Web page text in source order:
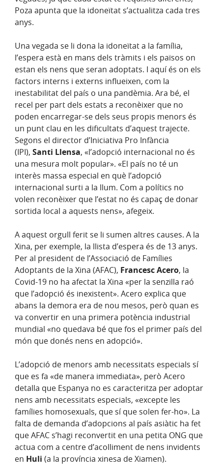
Poza apunta que la idoneïtat s’actualitza cada tres
anys.
Una vegada se li dona la idoneïtat a la família,
l’espera està en mans dels tràmits i els països on
estan els nens que seran adoptats. I aquí és on els
factors interns i externs influeixen, com la
inestabilitat del país o una pandèmia. Ara bé, el
recel per part dels estats a reconèixer que no
poden encarregar-se dels seus propis menors és
un punt clau en les dificultats d’aquest trajecte.
Segons el director d’Iniciativa Pro Infància
(IPI), Santi Llensa, «l’adopció internacional no és
una mesura molt popular». «El país no té un
interès massa especial en què l’adopció
internacional surti a la llum. Com a polítics no
volen reconèixer que l’estat no és capaç de donar
sortida local a aquests nens», afegeix.
A aquest orgull ferit se li sumen altres causes. A la
Xina, per exemple, la llista d’espera és de 13 anys.
Per al president de l’Associació de Famílies
Adoptants de la Xina (AFAC), Francesc Acero, la
Covid-19 no ha afectat la Xina «per la senzilla raó
que l’adopció és inexistent». Acero explica que
abans la demora era de nou mesos, però quan es
va convertir en una primera potència industrial
mundial «no quedava bé que fos el primer país del
món que donés nens en adopció».
L’adopció de menors amb necessitats especials sí
que es fa «de manera immediata», però Acero
detalla que Espanya no es caracteritza per adoptar
nens amb necessitats especials, «excepte les
famílies homosexuals, que sí que solen fer-ho». La
falta de demanda d’adopcions al país asiàtic ha fet
que AFAC s’hagi reconvertit en una petita ONG que
actua com a centre d’acolliment de nens invidents
en Huli (a la província xinesa de Xiamen).